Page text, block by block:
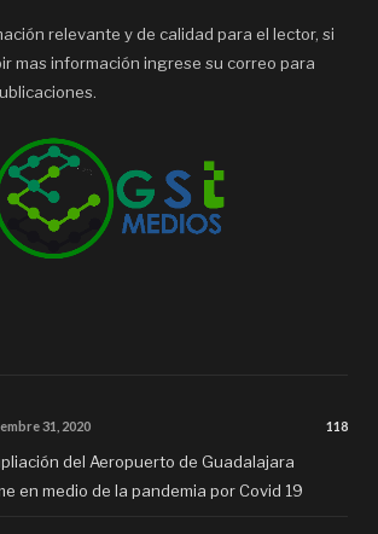
relevante y de calidad para el lector, si
mas información ingrese su correo para
31, 2020 118
del Aeropuerto de Guadalajara
en medio de la pandemia por Covid 19